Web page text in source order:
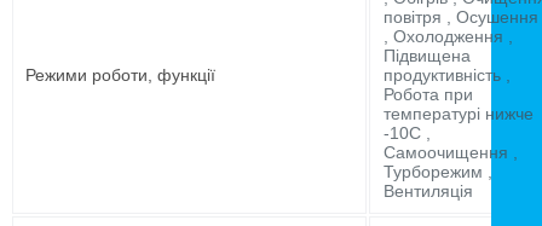
Режими роботи, функції
повітря , Осушення
, Охолодження ,
Підвищена
продуктивність ,
Робота при
температурі нижче
-10C ,
Самоочищення ,
Турборежим ,
Вентиляція